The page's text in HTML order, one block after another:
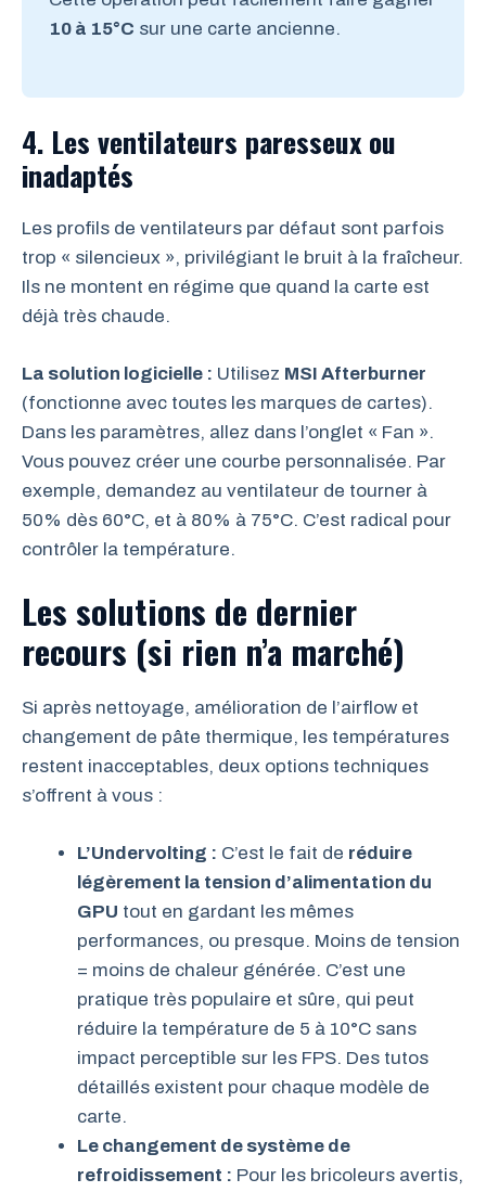
10 à 15°C sur une carte ancienne.
4. Les ventilateurs paresseux ou
inadaptés
Les profils de ventilateurs par défaut sont parfois
trop « silencieux », privilégiant le bruit à la fraîcheur.
Ils ne montent en régime que quand la carte est
déjà très chaude.
La solution logicielle : Utilisez MSI Afterburner
(fonctionne avec toutes les marques de cartes).
Dans les paramètres, allez dans l’onglet « Fan ».
Vous pouvez créer une courbe personnalisée. Par
exemple, demandez au ventilateur de tourner à
50% dès 60°C, et à 80% à 75°C. C’est radical pour
contrôler la température.
Les solutions de dernier
recours (si rien n’a marché)
Si après nettoyage, amélioration de l’airflow et
changement de pâte thermique, les températures
restent inacceptables, deux options techniques
s’offrent à vous :
L’Undervolting : C’est le fait de réduire
légèrement la tension d’alimentation du
GPU tout en gardant les mêmes
performances, ou presque. Moins de tension
= moins de chaleur générée. C’est une
pratique très populaire et sûre, qui peut
réduire la température de 5 à 10°C sans
impact perceptible sur les FPS. Des tutos
détaillés existent pour chaque modèle de
carte.
Le changement de système de
refroidissement : Pour les bricoleurs avertis,